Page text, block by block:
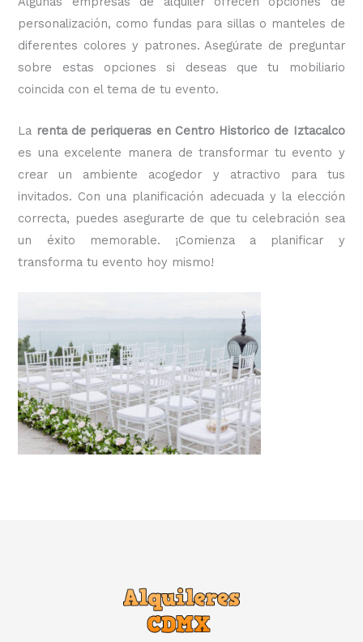
personalización, como fundas para sillas o manteles de
diferentes colores y patrones. Asegúrate de preguntar
sobre estas opciones si deseas que tu mobiliario
coincida con el tema de tu evento.
La renta de periqueras en Centro Historico de Iztacalco
es una excelente manera de transformar tu evento y
crear un ambiente acogedor y atractivo para tus
invitados. Con una planificación adecuada y la elección
correcta, puedes asegurarte de que tu celebración sea
un éxito memorable. ¡Comienza a planificar y
transforma tu evento hoy mismo!